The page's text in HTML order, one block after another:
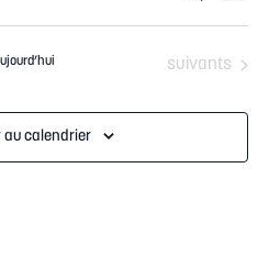
de
Évènements
vues
Évènements
suivants
au calendrier